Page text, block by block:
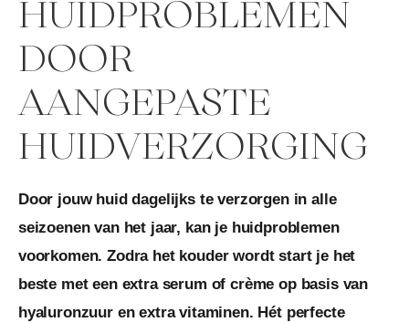
HUIDPROBLEMEN
DOOR
AANGEPASTE
HUIDVERZORGING
Door jouw huid dagelijks te verzorgen in alle
seizoenen van het jaar, kan je huidproblemen
voorkomen. Zodra het kouder wordt start je het
beste met een extra serum of crème op basis van
hyaluronzuur en extra vitaminen. Hét perfecte